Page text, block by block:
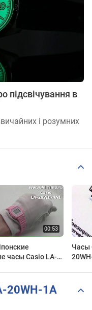
підсвічування в
і розумних
часы Casio LA-
Часы
20WH-1A